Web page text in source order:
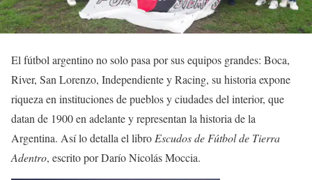
El fútbol argentino no solo pasa por sus equipos grandes: Boca,
River, San Lorenzo, Independiente y Racing, su historia expone
riqueza en instituciones de pueblos y ciudades del interior, que
datan de 1900 en adelante y representan la historia de la
Argentina. Así lo detalla el libro Escudos de Fútbol de Tierra
Adentro, escrito por Darío Nicolás Moccia.